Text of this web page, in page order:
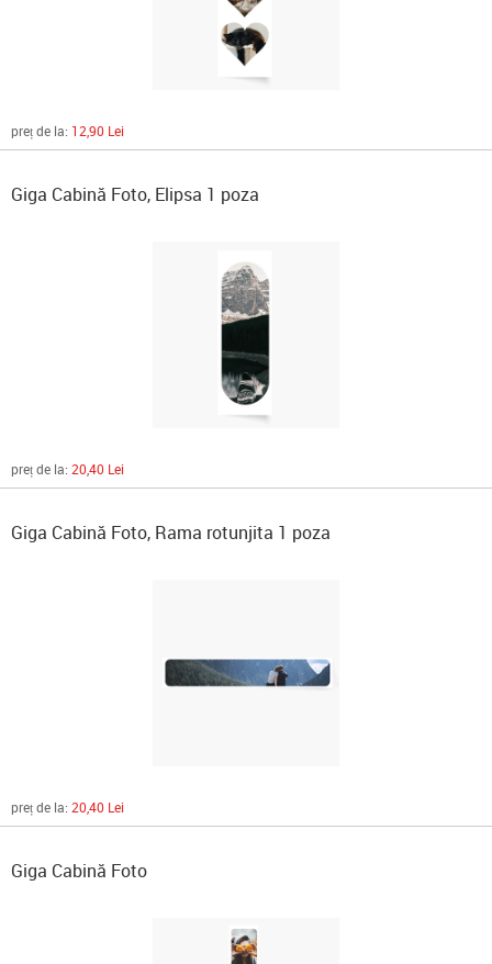
preț de la: 12,90 Lei
Giga Cabină Foto, Elipsa 1 poza
preț de la: 20,40 Lei
Giga Cabină Foto, Rama rotunjita 1 poza
preț de la: 20,40 Lei
Giga Cabină Foto